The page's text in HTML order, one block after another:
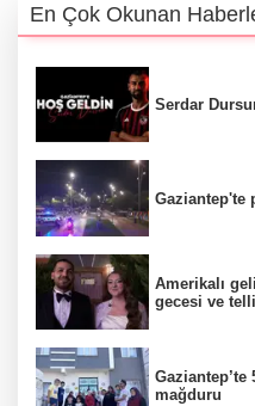
En Çok Okunan
Serdar
Gaziantep'te
Amerikalı
gecesi ve
Gaziantep’te
mağduru